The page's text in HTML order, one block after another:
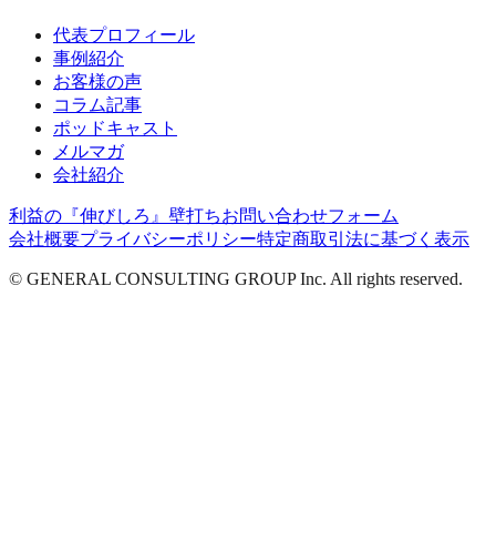
代表プロフィール
事例紹介
お客様の声
コラム記事
ポッドキャスト
メルマガ
会社紹介
利益の『伸びしろ』壁打ちお問い合わせフォーム
会社概要プライバシーポリシー特定商取引法に基づく表示
© GENERAL CONSULTING GROUP Inc. All rights reserved.